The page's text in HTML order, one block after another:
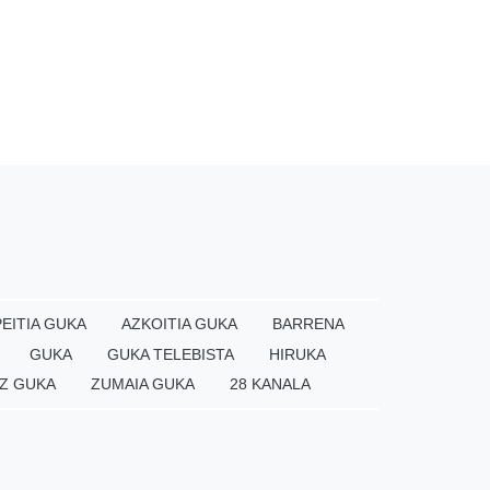
GUKA AZKOITIA GUKA
BARRENA
GUKA
GUKA TELEBISTA
HIRUKA
GUKA
ZUMAIA GUKA 28 KANALA